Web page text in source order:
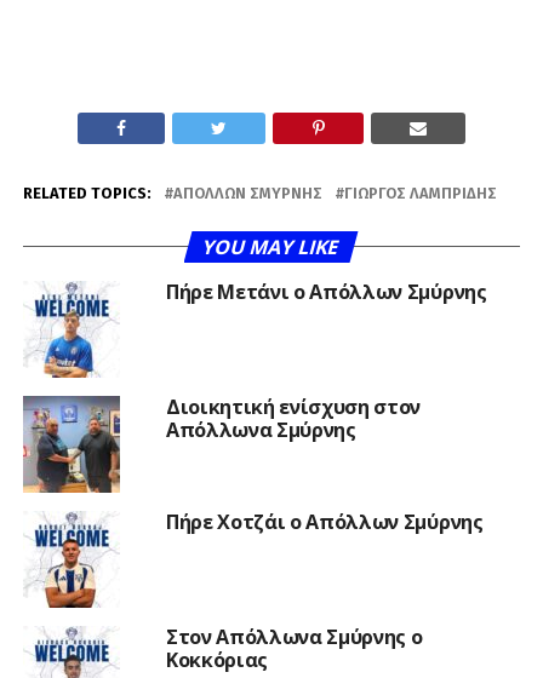
RELATED TOPICS: ΑΠΌΛΛΩΝ ΣΜΎΡΝΗΣ ΓΙΏΡΓΟΣ ΛΑΜΠΡΊΔΗΣ
YOU MAY LIKE
Πήρε Μετάνι ο Απόλλων Σμύρνης
Διοικητική ενίσχυση στον
Απόλλωνα Σμύρνης
Πήρε Χοτζάι ο Απόλλων Σμύρνης
Στον Απόλλωνα Σμύρνης ο
Κοκκόριας